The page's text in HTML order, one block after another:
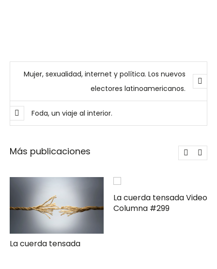
Mujer, sexualidad, internet y política. Los nuevos
electores latinoamericanos.
Foda, un viaje al interior.
Más publicaciones
La cuerda tensada
La cuerda tensada Video
Columna #299